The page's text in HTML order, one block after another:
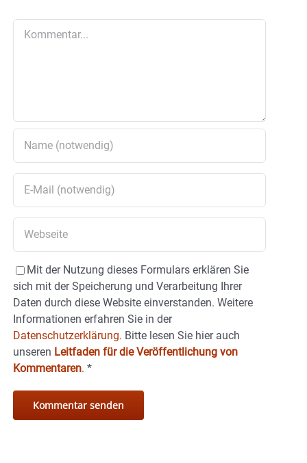
Mit der Nutzung dieses Formulars erklären Sie
sich mit der Speicherung und Verarbeitung Ihrer
Daten durch diese Website einverstanden. Weitere
Informationen erfahren Sie in der
Datenschutzerklärung. Bitte lesen Sie hier auch
unseren Leitfaden für die Veröffentlichung von
Kommentaren. *